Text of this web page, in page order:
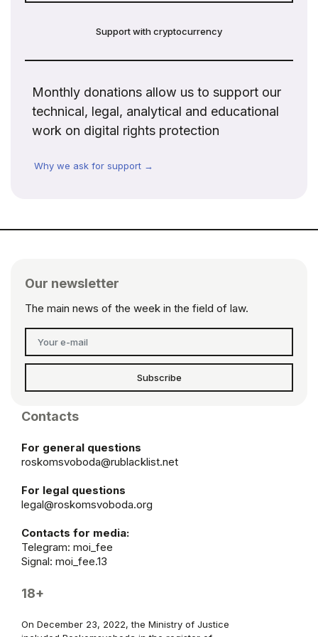
Support with cryptocurrency
Monthly donations allow us to support our
technical, legal, analytical and educational
work on digital rights protection
Why we ask for support →
Our newsletter
The main news of the week in the field of law.
Subscribe
Contacts
For general questions
roskomsvoboda@rublacklist.net
For legal questions
legal@roskomsvoboda.org
Contacts for media:
Telegram: moi_fee
Signal: moi_fee.13
18+
On December 23, 2022, the Ministry of Justice